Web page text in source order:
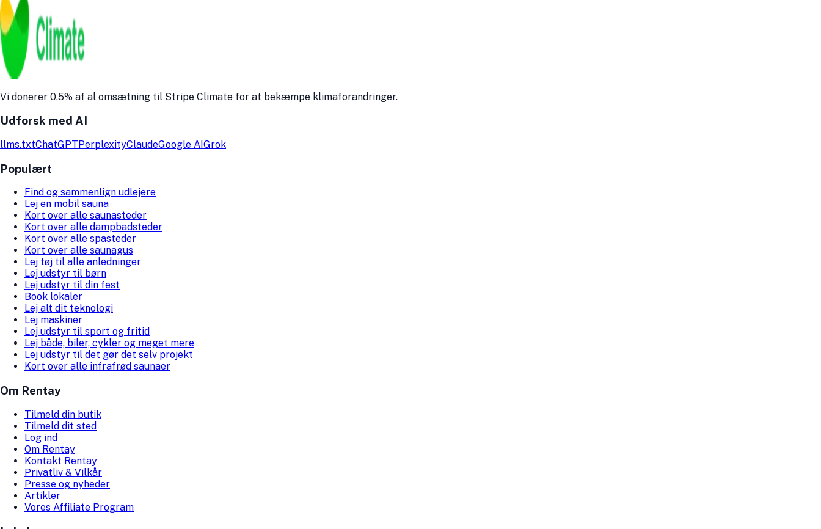
Vi donerer 0,5% af al omsætning til Stripe Climate for at bekæmpe klimaforandringer.
Udforsk med AI
llms.txtChatGPTPerplexityClaudeGoogle AIGrok
Populært
Find og sammenlign udlejere
Lej en mobil sauna
Kort over alle saunasteder
Kort over alle dampbadsteder
Kort over alle spasteder
Kort over alle saunagus
Lej tøj til alle anledninger
Lej udstyr til børn
Lej udstyr til din fest
Book lokaler
Lej alt dit teknologi
Lej maskiner
Lej udstyr til sport og fritid
Lej både, biler, cykler og meget mere
Lej udstyr til det gør det selv projekt
Kort over alle infrafrød saunaer
Om Rentay
Tilmeld din butik
Tilmeld dit sted
Log ind
Om Rentay
Kontakt Rentay
Privatliv & Vilkår
Presse og nyheder
Artikler
Vores Affiliate Program